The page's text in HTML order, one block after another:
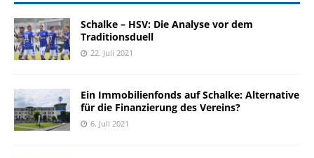
Schalke – HSV: Die Analyse vor dem
Traditionsduell
22. Juli 2021
Ein Immobilienfonds auf Schalke: Alternative
für die Finanzierung des Vereins?
6. Juli 2021